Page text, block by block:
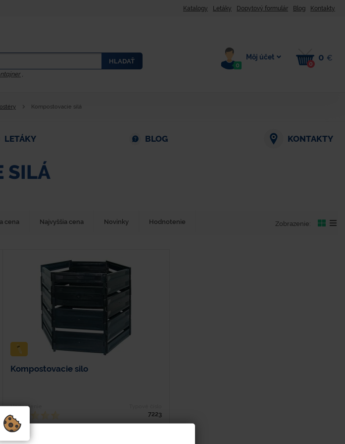
Katalogy Letáky Dopytový formulár Blog Kontakty
HLADAŤ
,
0
Môj účet
0
0 €
Kompostovacie silá
LETÁKY BLOG KONTAKTY
SILÁ
cena Najvyššia cena Novinky Hodnotenie Zobrazenie:
Kompostovacie silo
Hodnotenie
7223
Dĺžka - 1200 mm Šírka - 1040 mm Výška - 1000 mm